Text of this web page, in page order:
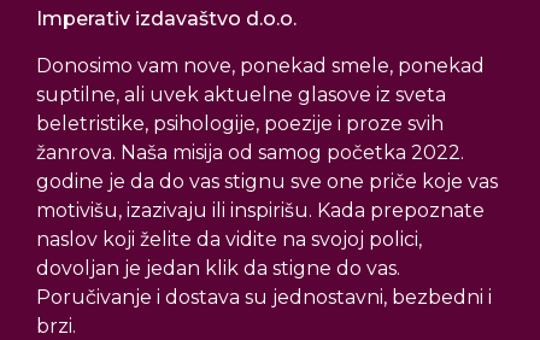
Imperativ izdavaštvo d.o.o.
Donosimo vam nove, ponekad smele, ponekad
suptilne, ali uvek aktuelne glasove iz sveta
beletristike, psihologije, poezije i proze svih
žanrova. Naša misija od samog početka 2022.
godine je da do vas stignu sve one priče koje vas
motivišu, izazivaju ili inspirišu. Kada prepoznate
naslov koji želite da vidite na svojoj polici,
dovoljan je jedan klik da stigne do vas.
Poručivanje i dostava su jednostavni, bezbedni i
brzi.